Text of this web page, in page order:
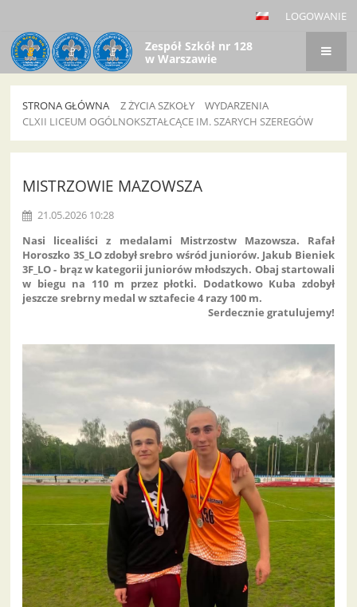
LOGOWANIE
Zespół Szkół nr 128
w Warszawie
STRONA GŁÓWNA Z ŻYCIA SZKOŁY
WYDARZENIA
CLXII LICEUM OGÓLNOKSZTAŁCĄCE IM. SZARYCH SZEREGÓW
Liceum
im.
Szarych
Szeregów
MISTRZOWIE MAZOWSZA
21.05.2026 10:28
Nasi licealiści z medalami Mistrzostw Mazowsza. Rafał
Horoszko 3S_LO zdobył srebro wśród juniorów. Jakub Bieniek
3F_LO - brąz w kategorii juniorów młodszych. Obaj startowali
w biegu na 110 m przez płotki. Dodatkowo Kuba zdobył
jeszcze srebrny medal w sztafecie 4 razy 100 m.
Serdecznie gratulujemy!